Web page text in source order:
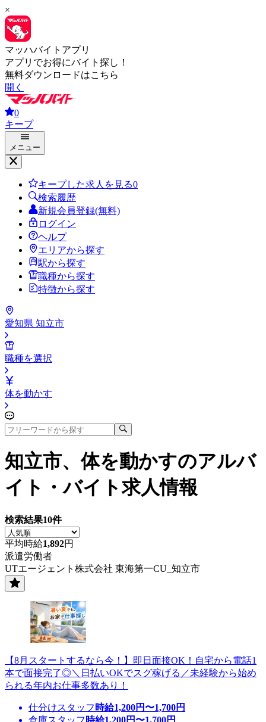
×
マッハバイトアプリ
アプリでお得にバイト探し！
無料ダウンロードはこちら
開く
0
キープ
メニュー
キープした求人を見る0
検索履歴
新規会員登録(無料)
ログイン
ヘルプ
エリアから探す
駅から探す
職種から探す
特徴から探す
愛知県 知立市
職種を選択
体を動かす
知立市、体を動かすのアルバ
イト・バイト求人情報
検索結果10件
平均時給1,892円
派遣労働者
UTエージェント株式会社 東海第一CU_知立市
【8月スタートするなら今！】即日面接OK！自宅から電話1
本で面接完了◎＼日払いOKでスグ稼げる／未経験から始め
られる年内お仕事多数あり！
仕分けスタッフ 時給1,200円〜1,700円
倉庫スタッフ 時給1,200円〜1,700円